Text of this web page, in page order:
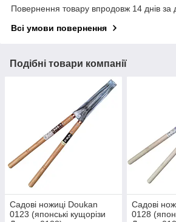
Повернення товару впродовж 14 днів за
Всі умови повернення
Подібні товари компанії
Садові ножиці Doukan
0123 (японські кущорізи
Садові
0128